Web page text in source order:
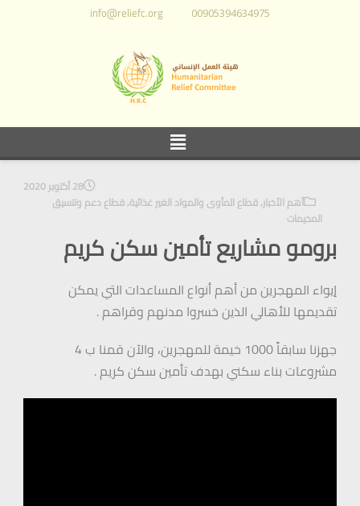
00905394634975
info@reliefc.org
28 أكتوبر 2020
أهم الأخبار,قطاع المأوى والمواد الغير غذائية,قطاع دعم وتنسيق
المخيمات
برومو مشاريع تأمين سكن كريم
إيواء المهجرين من أهم أنواع المساعدات التي يمكن
تقديمها للأهالي الذين خسروا مدنهم وقراهم .
جهزنا سابقاً 1000 خيمة للمهجرين، والآن قمنا ب 4
مشروعات بناء سكني بهدف تأمين سكن كريم .